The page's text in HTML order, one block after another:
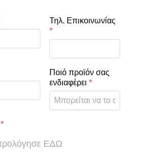
Τηλ. Επικοινωνίας
*
Ποιό προϊόν σας
ενδιαφέρει *
*